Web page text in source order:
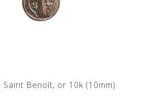
Saint Benoît, or 10k (10mm)